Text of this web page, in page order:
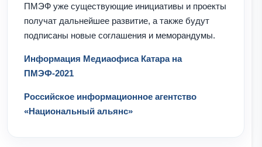
ПМЭФ уже существующие инициативы и проекты
получат дальнейшее развитие, а также будут
подписаны новые соглашения и меморандумы.
Информация Медиаофиса Катара на
ПМЭФ-2021
Российское информационное агентство
«Национальный альянс»